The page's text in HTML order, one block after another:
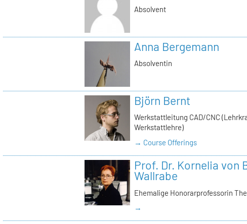
Absolvent
Anna Bergemann
Absolventin
Björn Bernt
Werkstattleitung CAD/CNC
Werkstattlehre)
→ Course Offerings
Prof. Dr. Kornelia von
Wallrabe
Ehemalige Honorarprofessorin
→